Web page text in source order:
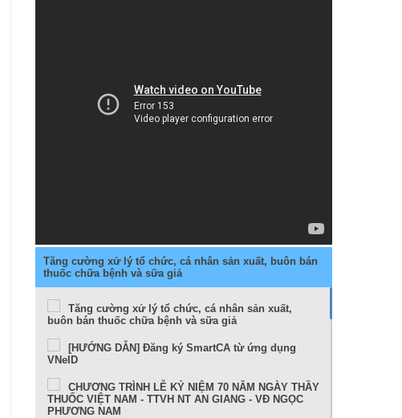
Tăng cường xử lý tổ chức, cá nhân sản xuất, buôn bán
thuốc chữa bệnh và sữa giả
Tăng cường xử lý tổ chức, cá nhân sản xuất,
buôn bán thuốc chữa bệnh và sữa giả
[HƯỚNG DẪN] Đăng ký SmartCA từ ứng dụng
VNeID
CHƯƠNG TRÌNH LỄ KỶ NIỆM 70 NĂM NGÀY THẦY
THUỐC VIỆT NAM - TTVH NT AN GIANG - VĐ NGỌC
PHƯƠNG NAM